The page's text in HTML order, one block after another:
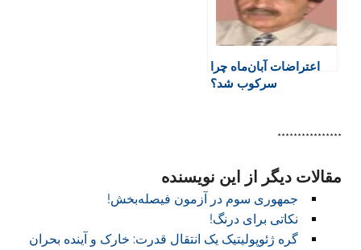
اعتراضات آبان‌ماه چرا
سرکوب شد؟
****************
مقالات دیگر از این نویسنده
جمهوری سوم در آزمون فیصله‌بخش!
نکاتی برای درنگ!
گره ژئوپولیتیک یک انتقال قدرت: خارک و آینده بحران